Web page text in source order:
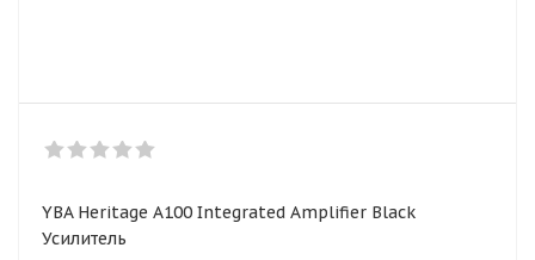
YBA Heritage A100 Integrated Amplifier Black
Усилитель